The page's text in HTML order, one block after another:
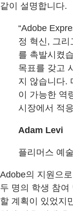
같이 설명합니다.
“Adobe
정 혁신, 그
를 촉발시켰
목표를 갖고
지 않습니다.
이 가능한 역
시장에서 적
Adam Levi
플리머스 예
Adobe의 지원으
두 명의 학생 참
할 계획이 있었지